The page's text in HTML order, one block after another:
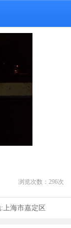
浏览次数： 296次
上海市嘉定区